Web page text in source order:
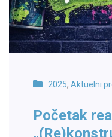
2025, Aktuelni
Početak